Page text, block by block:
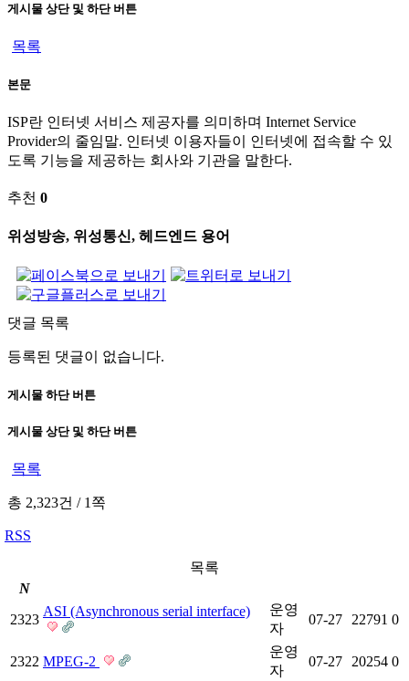
게시물 상단 및 하단 버튼
목록
본문
ISP란 인터넷 서비스 제공자를 의미하며 Internet Service
Provider의 줄임말. 인터넷 이용자들이 인터넷에 접속할 수 있
도록 기능을 제공하는 회사와 기관을 말한다.
추천 0
위성방송, 위성통신, 헤드엔드 용어
댓글 목록
등록된 댓글이 없습니다.
게시물 하단 버튼
게시물 상단 및 하단 버튼
목록
총 2,323건 /1쪽
RSS
목록
N
2323
ASI (Asynchronous serial interface)
운영
자
07-27 22791 0
2322 MPEG-2
운영
자
07-27 20254 0